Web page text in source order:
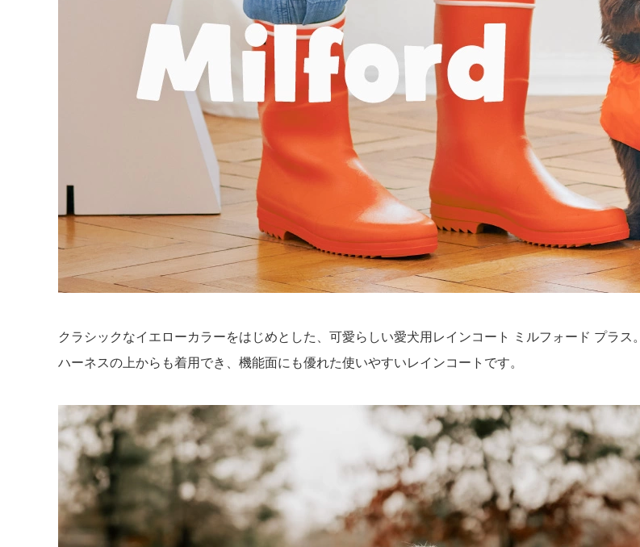
クラシックなイエローカラーをはじめとした、可愛らしい愛犬用レインコート ミルフォード プラス。
ハーネスの上からも着用でき、機能面にも優れた使いやすいレインコートです。